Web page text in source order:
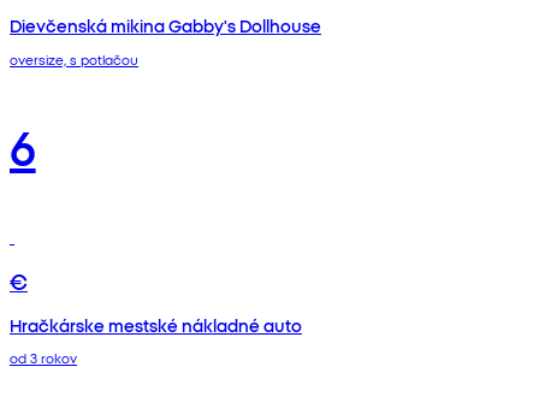
Dievčenská mikina Gabby's Dollhouse
oversize, s potlačou
6
€
Hračkárske mestské nákladné auto
od 3 rokov